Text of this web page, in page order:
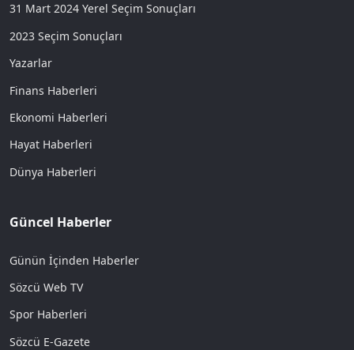
31 Mart 2024 Yerel Seçim Sonuçları
2023 Seçim Sonuçları
Yazarlar
Finans Haberleri
Ekonomi Haberleri
Hayat Haberleri
Dünya Haberleri
Güncel Haberler
Günün İçinden Haberler
Sözcü Web TV
Spor Haberleri
Sözcü E-Gazete